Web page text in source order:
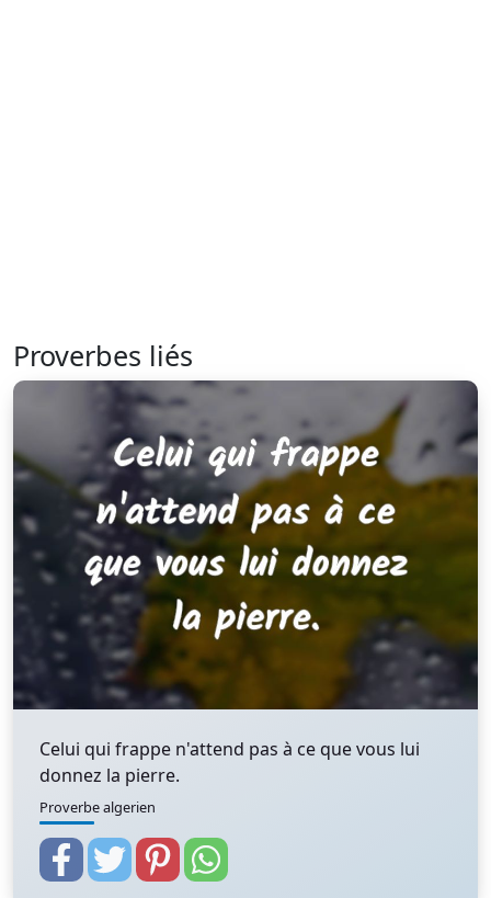
Proverbes liés
Celui qui frappe n'attend pas à ce que vous lui
donnez la pierre.
Proverbe algerien